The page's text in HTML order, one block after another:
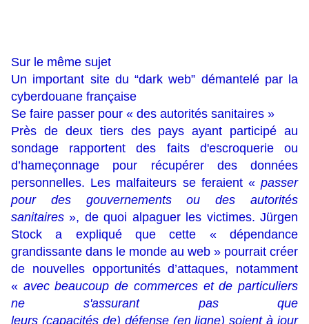
Sur le même sujet
Un important site du “dark web” démantelé par la
cyberdouane française
Se faire passer pour « des autorités sanitaires »
Près de deux tiers des pays ayant participé au
sondage rapportent des faits d'escroquerie ou
d’hameçonnage pour récupérer des données
personnelles. Les malfaiteurs se feraient « passer
pour des gouvernements ou des autorités
sanitaires», de quoi alpaguer les victimes. Jürgen
Stock a expliqué que cette « dépendance
grandissante dans le monde au web » pourrait créer
de nouvelles opportunités d’attaques, notamment
« avec beaucoup de commerces et de particuliers
ne s'assurant pas que
leurs (capacités de) défense (en ligne) soient à jour